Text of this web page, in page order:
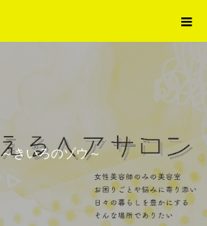
～きいろのゾウ～